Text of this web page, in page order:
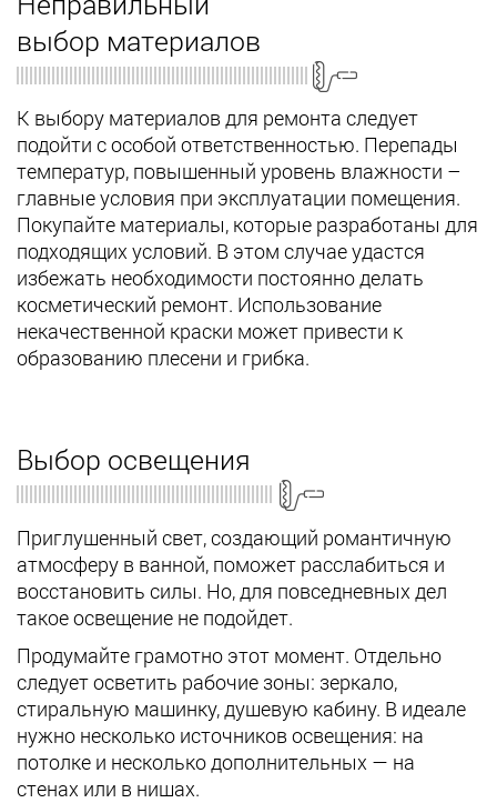
выбор материалов
К выбору материалов для ремонта следует
подойти с особой ответственностью. Перепады
температур, повышенный уровень влажности –
главные условия при эксплуатации помещения.
Покупайте материалы, которые разработаны для
подходящих условий. В этом случае удастся
избежать необходимости постоянно делать
косметический ремонт. Использование
некачественной краски может привести к
образованию плесени и грибка.
Выбор освещения
Приглушенный свет, создающий романтичную
атмосферу в ванной, поможет расслабиться и
восстановить силы. Но, для повседневных дел
такое освещение не подойдет.
Продумайте грамотно этот момент. Отдельно
следует осветить рабочие зоны: зеркало,
стиральную машинку, душевую кабину. В идеале
нужно несколько источников освещения: на
потолке и несколько дополнительных — на
стенах или в нишах.